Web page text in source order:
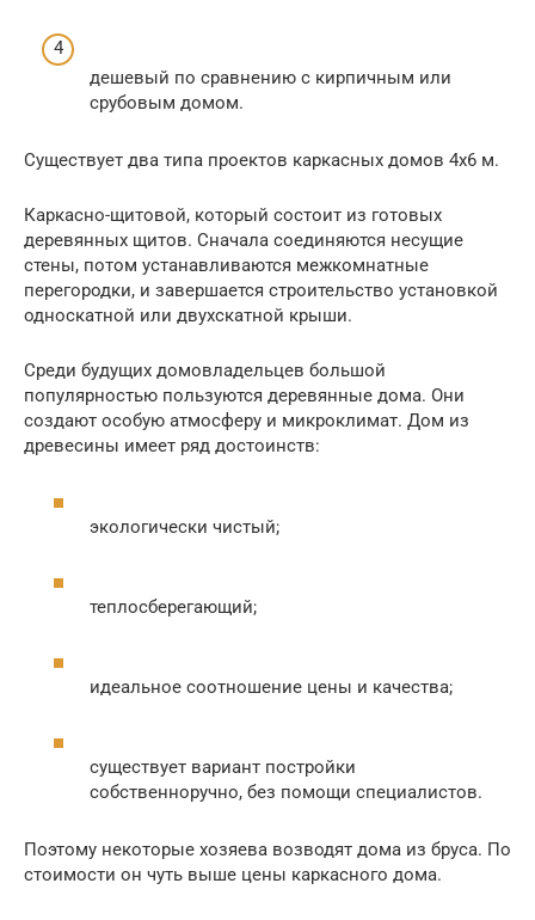
дешевый по сравнению с кирпичным или
срубовым домом.
Существует два типа проектов каркасных домов 4х6 м.
Каркасно-щитовой, который состоит из готовых
деревянных щитов. Сначала соединяются несущие
стены, потом устанавливаются межкомнатные
перегородки, и завершается строительство установкой
односкатной или двухскатной крыши.
Среди будущих домовладельцев большой
популярностью пользуются деревянные дома. Они
создают особую атмосферу и микроклимат. Дом из
древесины имеет ряд достоинств:
экологически чистый;
теплосберегающий;
идеальное соотношение цены и качества;
существует вариант постройки
собственноручно, без помощи специалистов.
Поэтому некоторые хозяева возводят дома из бруса. По
стоимости он чуть выше цены каркасного дома.